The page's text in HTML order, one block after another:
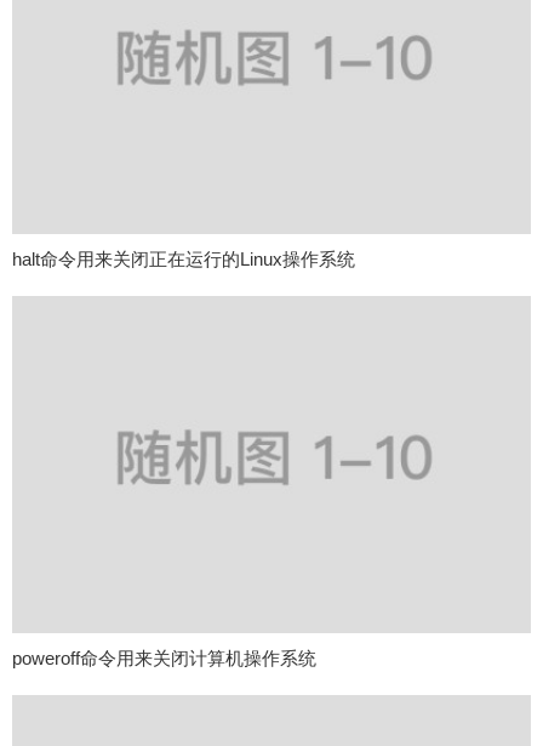
halt命令用来关闭正在运行的Linux操作系统
poweroff命令用来关闭计算机操作系统